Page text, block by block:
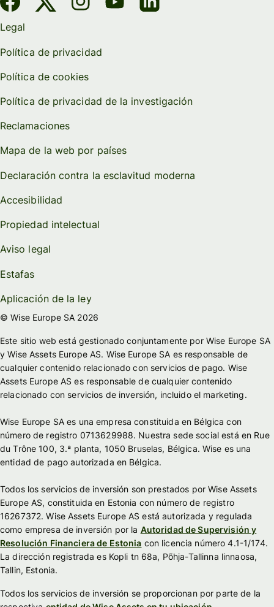
Legal
Política de privacidad
Política de cookies
Política de privacidad de la investigación
Reclamaciones
Mapa de la web por países
Declaración contra la esclavitud moderna
Accesibilidad
Propiedad intelectual
Aviso legal
Estafas
Aplicación de la ley
© Wise Europe SA 2026
Este sitio web está gestionado conjuntamente por Wise Europe SA
y Wise Assets Europe AS. Wise Europe SA es responsable de
cualquier contenido relacionado con servicios de pago. Wise
Assets Europe AS es responsable de cualquier contenido
relacionado con servicios de inversión, incluido el marketing.
Wise Europe SA es una empresa constituida en Bélgica con
número de registro 0713629988. Nuestra sede social está en Rue
du Trône 100, 3.ª planta, 1050 Bruselas, Bélgica. Wise es una
entidad de pago autorizada en Bélgica.
Todos los servicios de inversión son prestados por Wise Assets
Europe AS, constituida en Estonia con número de registro
16267372. Wise Assets Europe AS está autorizada y regulada
como empresa de inversión por la Autoridad de Supervisión y
Resolución Financiera de Estonia con licencia número 4.1-1/174.
La dirección registrada es Kopli tn 68a, Põhja-Tallinna linnaosa,
Tallin, Estonia.
Todos los servicios de inversión se proporcionan por parte de la